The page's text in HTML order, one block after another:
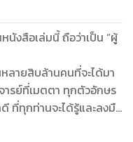
นังสือเล่มนี้ ถือว่าเป็น “ผู้
ลายสิบล้านคนที่จะได้มา
ารย์ที่เมตตา ทุกตัวอักษร
ที่ทุกท่านจะได้รู้และลงมือ
มบริวารมีความสุข ความ